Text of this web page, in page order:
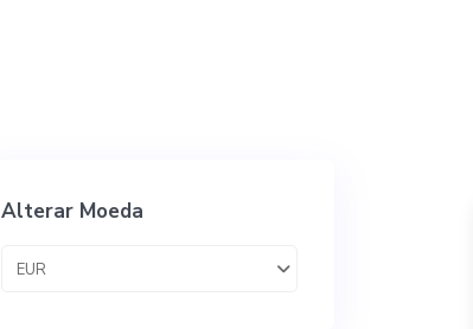
Alterar Moeda
EUR